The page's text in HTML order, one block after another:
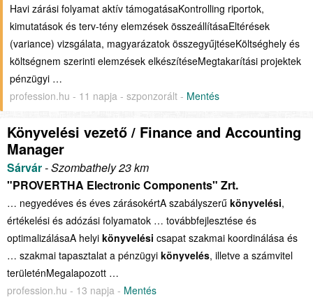
Havi zárási folyamat aktív támogatásaKontrolling riportok,
kimutatások és terv-tény elemzések összeállításaEltérések
(variance) vizsgálata, magyarázatok összegyűjtéseKöltséghely és
költségnem szerinti elemzések elkészítéseMegtakarítási projektek
pénzügyi …
profession.hu - 11 napja - szponzorált - Mentés
Könyvelési vezető / Finance and Accounting
Manager
Sárvár- Szombathely 23 km
"PROVERTHA Electronic Components" Zrt.
… negyedéves és éves zárásokértA szabályszerű könyvelési,
értékelési és adózási folyamatok … továbbfejlesztése és
optimalizálásaA helyi könyvelési csapat szakmai koordinálása és
… szakmai tapasztalat a pénzügyi könyvelés, illetve a számvitel
területénMegalapozott …
profession.hu - 13 napja - Mentés